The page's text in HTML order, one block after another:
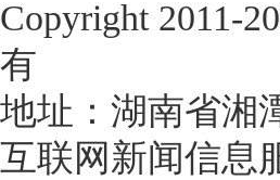
Copyright 2011-
有
互联网新闻信息